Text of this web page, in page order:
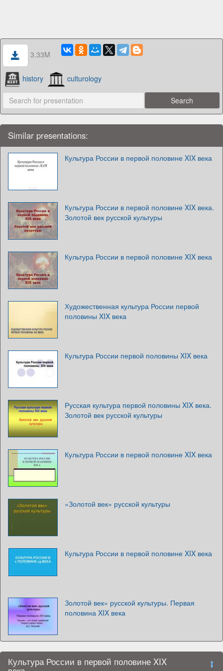
3.33M
history culturology
Similar presentations:
Культура России в первой половине XIX века
Культура России в первой половине XIX века.
Золотой век русской культуры
Культура России в первой половине XIX века
Художественная культура России первой
половины XIX века
Культура России первой половины XIX века
Русская культура первой половины XIX века.
Золотой век русской культуры
Культура России в первой половине XIX века
«Золотой век» русской культуры
Культура России в первой половине XIX века
Золотой век» русской культуры. Первая
половина XIX века
Культура России в первой половине XIX